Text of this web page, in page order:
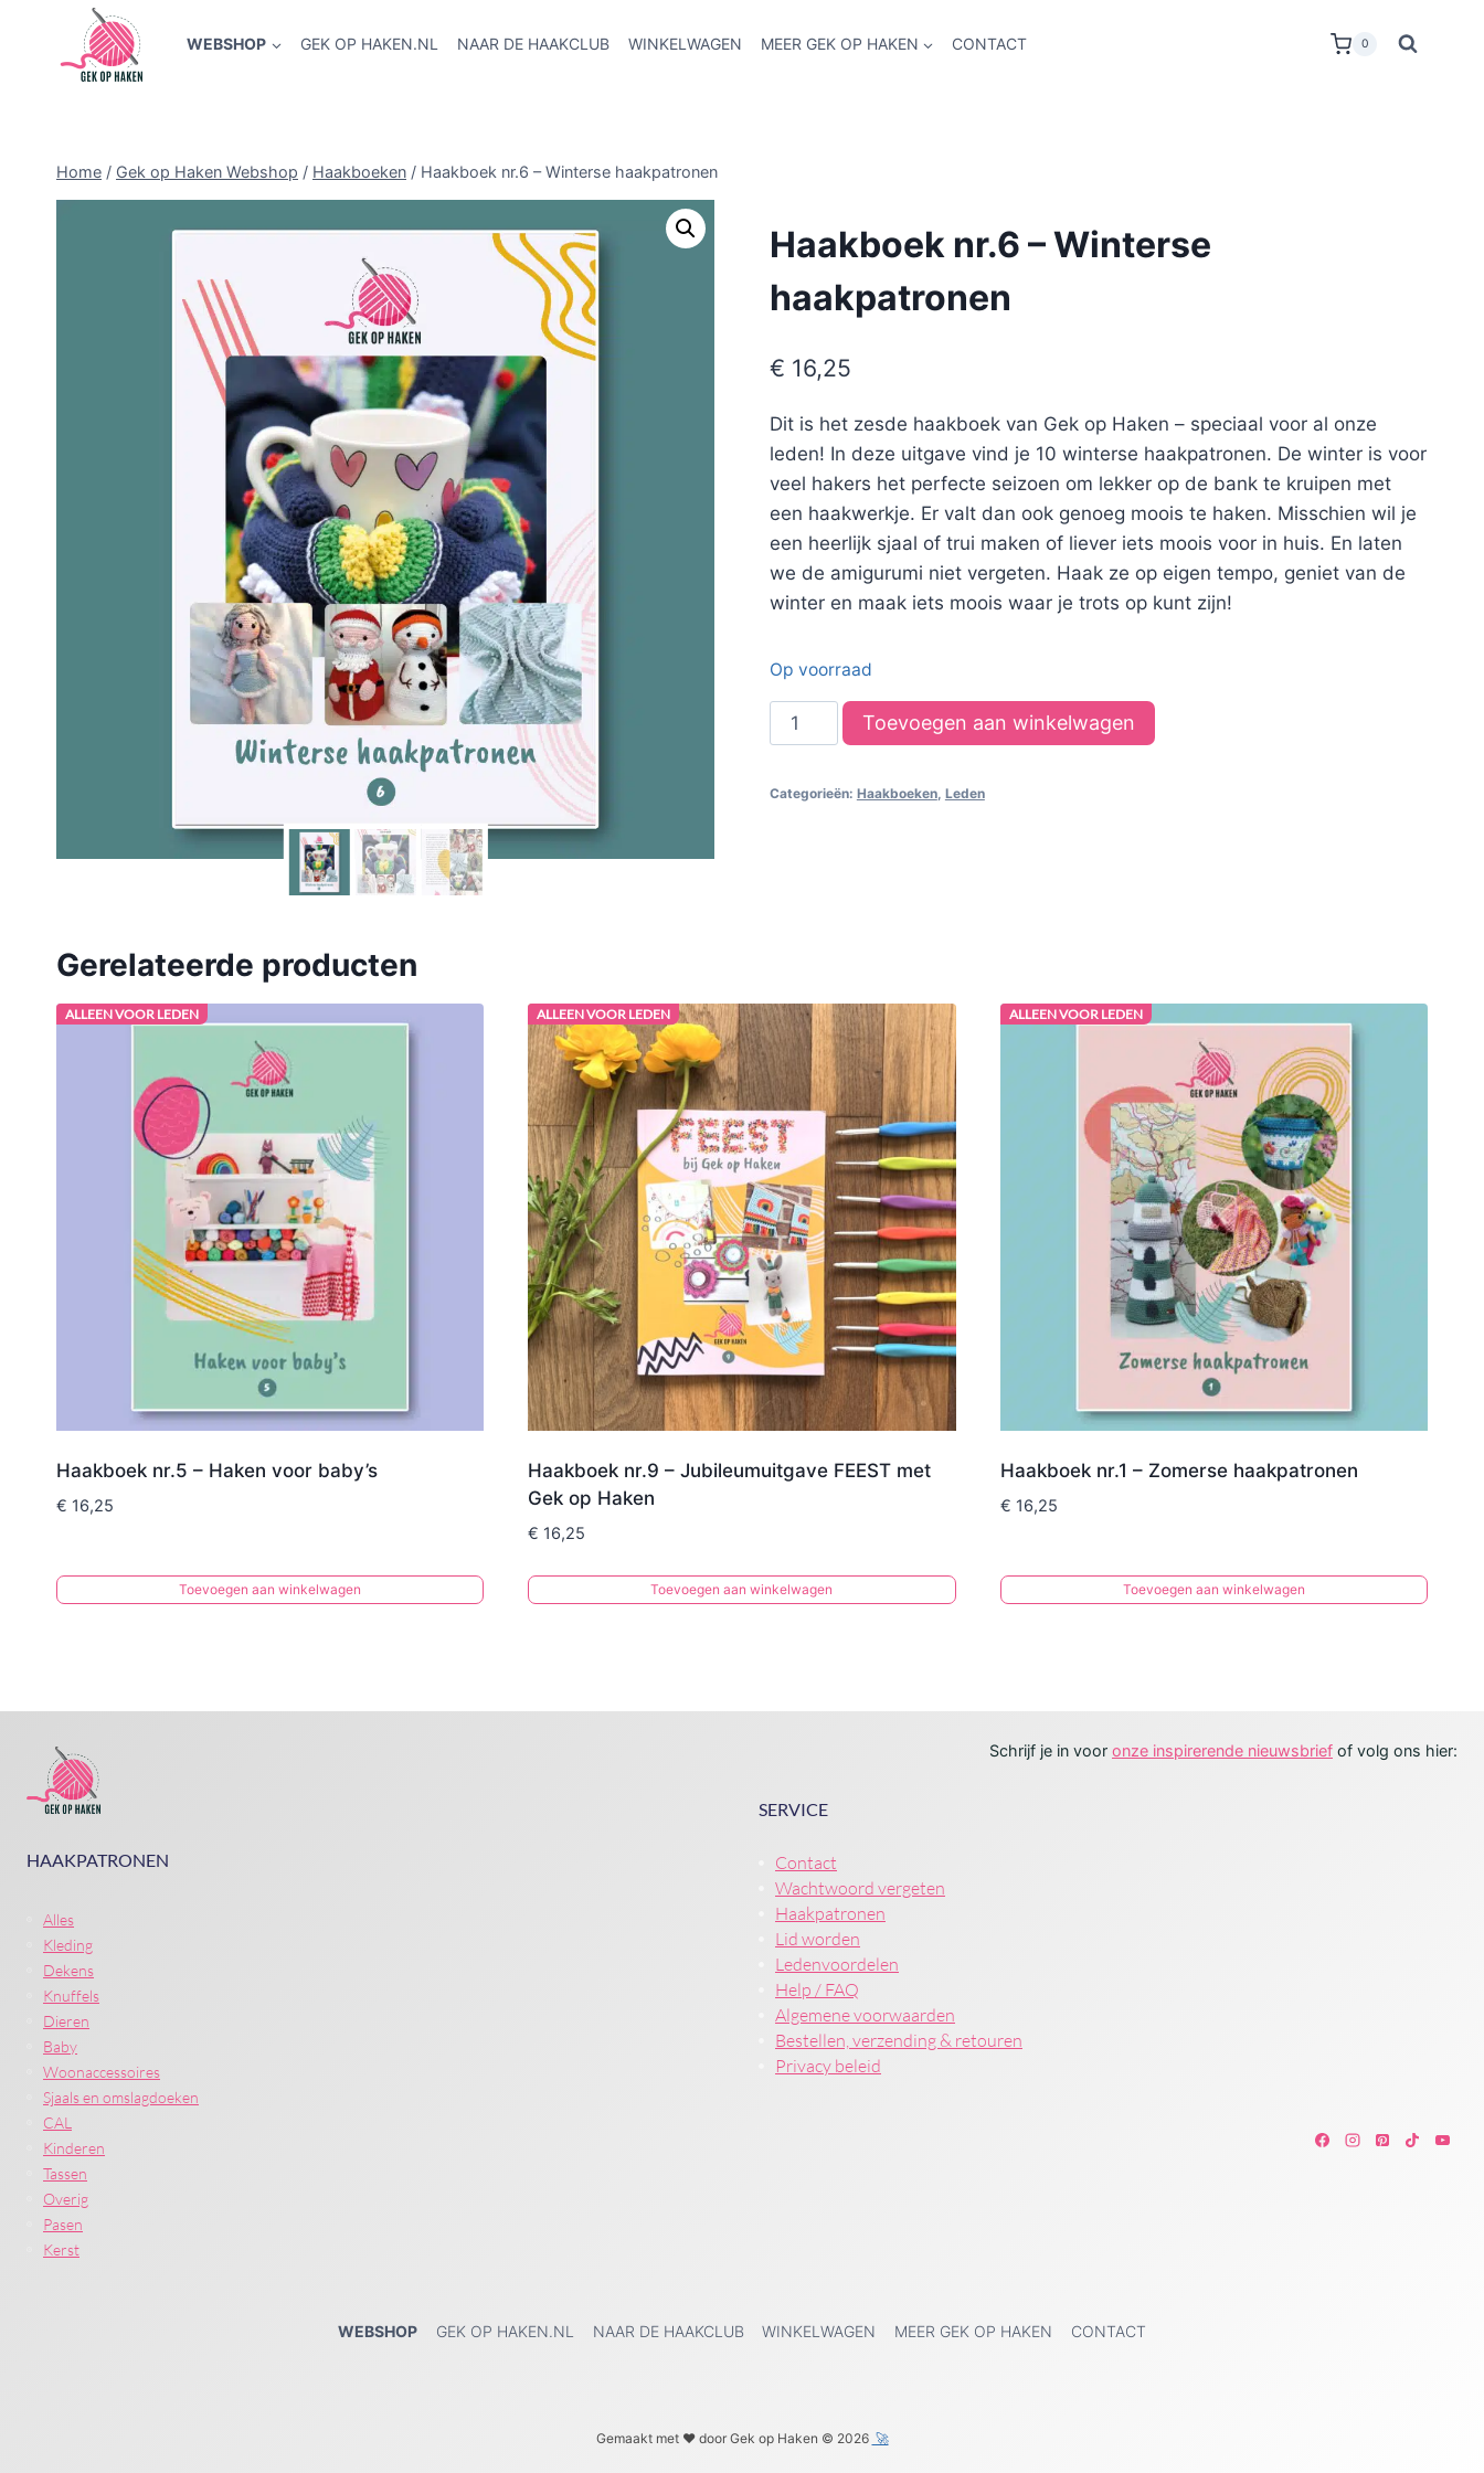
WEBSHOP GEK OP HAKEN.NL NAAR DE HAAKCLUB WINKELWAGEN MEER GEK OP HAKEN CONTACT 0
Home / Gek op Haken Webshop / Haakboeken / Haakboek nr.6 – Winterse haakpatronen
Haakboek nr.6 – Winterse
haakpatronen
€ 16,25
Dit is het zesde haakboek van Gek op Haken – speciaal voor al onze
leden! In deze uitgave vind je 10 winterse haakpatronen. De winter is voor
veel hakers het perfecte seizoen om lekker op de bank te kruipen met
een haakwerkje. Er valt dan ook genoeg moois te haken. Misschien wil je
een heerlijk sjaal of trui maken of liever iets moois voor in huis. En laten
we de amigurumi niet vergeten. Haak ze op eigen tempo, geniet van de
winter en maak iets moois waar je trots op kunt zijn!
Op voorraad
Haakboek
nr.6
Winterse
Toevoegen aan winkelwagen
Categorieën: Haakboeken, Leden
Gerelateerde producten
ALLEEN VOOR LEDEN
Haakboek nr.5 – Haken voor baby’s
€ 16,25
Toevoegen aan winkelwagen
ALLEEN VOOR LEDEN
Haakboek nr.9 – Jubileumuitgave FEEST met
Gek op Haken
€ 16,25
Toevoegen aan winkelwagen
ALLEEN VOOR LEDEN
Haakboek nr.1 – Zomerse haakpatronen
€ 16,25
Toevoegen aan winkelwagen
HAAKPATRONEN
Alles
Kleding
Dekens
Knuffels
Dieren
Baby
Woonaccessoires
Sjaals en omslagdoeken
CAL
Kinderen
Tassen
Overig
Pasen
Kerst
Schrijf je in voor onze inspirerende nieuwsbrief of volg ons hier:
SERVICE
Contact
Wachtwoord vergeten
Haakpatronen
Lid worden
Ledenvoordelen
Help / FAQ
Algemene voorwaarden
Bestellen, verzending & retouren
Privacy beleid
WEBSHOP GEK OP HAKEN.NL NAAR DE HAAKCLUB WINKELWAGEN MEER GEK OP HAKEN CONTACT
Gemaakt met ❤️ door Gek op Haken © 2026 🚀